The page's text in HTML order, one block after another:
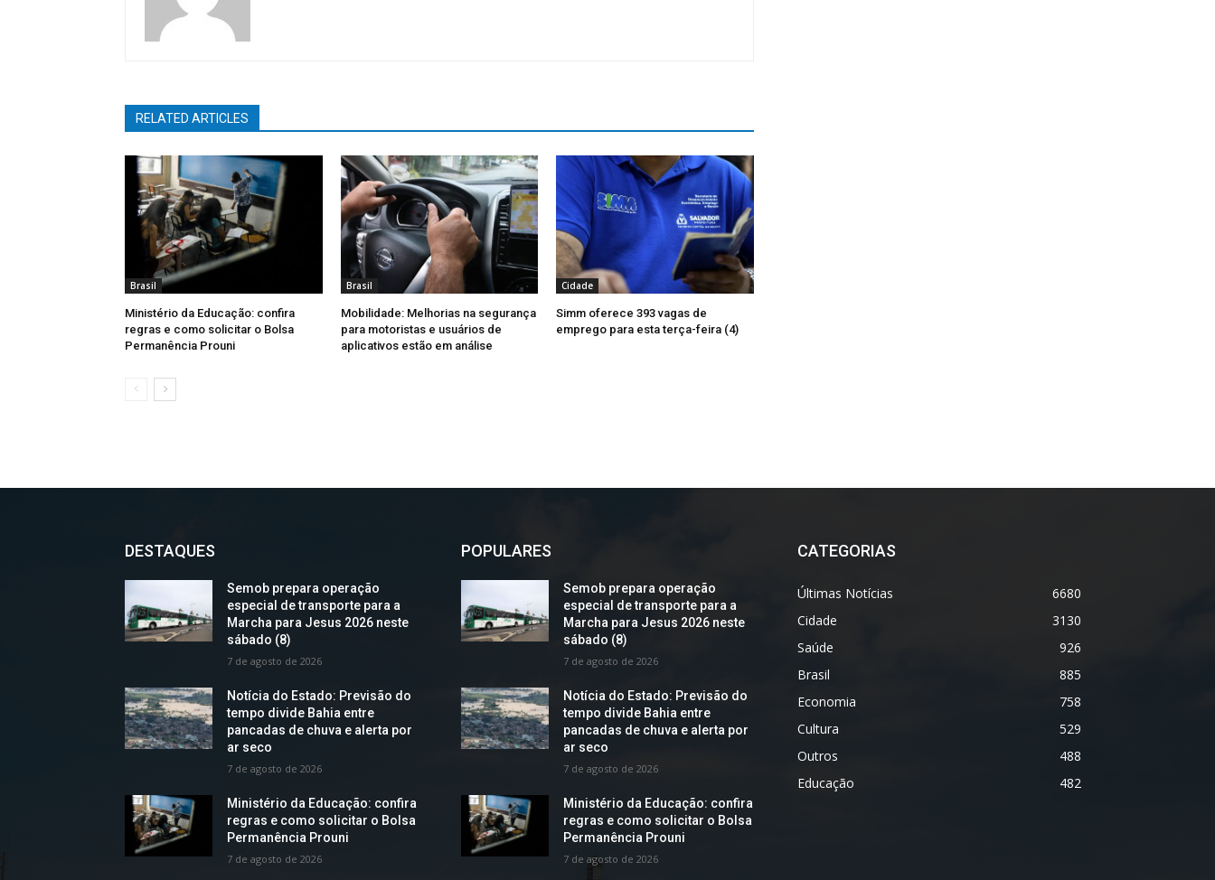
RELATED ARTICLES
Brasil
Ministério da Educação: confira
regras e como solicitar o Bolsa
Permanência Prouni
Brasil
Mobilidade: Melhorias na segurança
para motoristas e usuários de
aplicativos estão em análise
Cidade
Simm oferece 393 vagas de
emprego para esta terça-feira (4)
DESTAQUES
Semob prepara operação
especial de transporte para a
Marcha para Jesus 2026 neste
sábado (8)
7 de agosto de 2026
Notícia do Estado: Previsão do
tempo divide Bahia entre
pancadas de chuva e alerta por
ar seco
7 de agosto de 2026
Ministério da Educação: confira
regras e como solicitar o Bolsa
Permanência Prouni
7 de agosto de 2026
POPULARES
Semob prepara operação
especial de transporte para a
Marcha para Jesus 2026 neste
sábado (8)
7 de agosto de 2026
Notícia do Estado: Previsão do
tempo divide Bahia entre
pancadas de chuva e alerta por
ar seco
7 de agosto de 2026
Ministério da Educação: confira
regras e como solicitar o Bolsa
Permanência Prouni
7 de agosto de 2026
CATEGORIAS
Últimas Notícias
6680
Cidade
3130
Saúde
926
Brasil
885
Economia
758
Cultura
529
Outros
488
Educação
482